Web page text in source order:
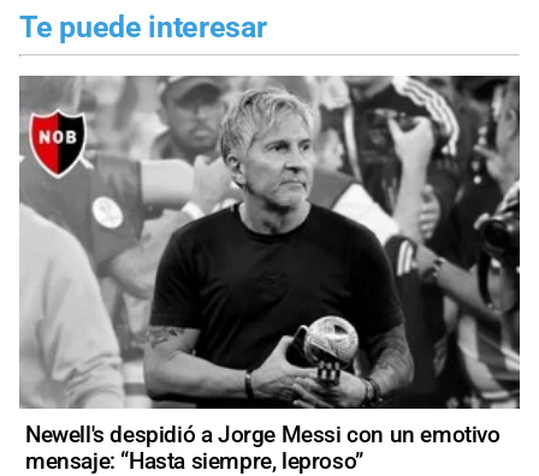
Te puede interesar
Newell's despidió a Jorge Messi con un emotivo
mensaje: “Hasta siempre, leproso”